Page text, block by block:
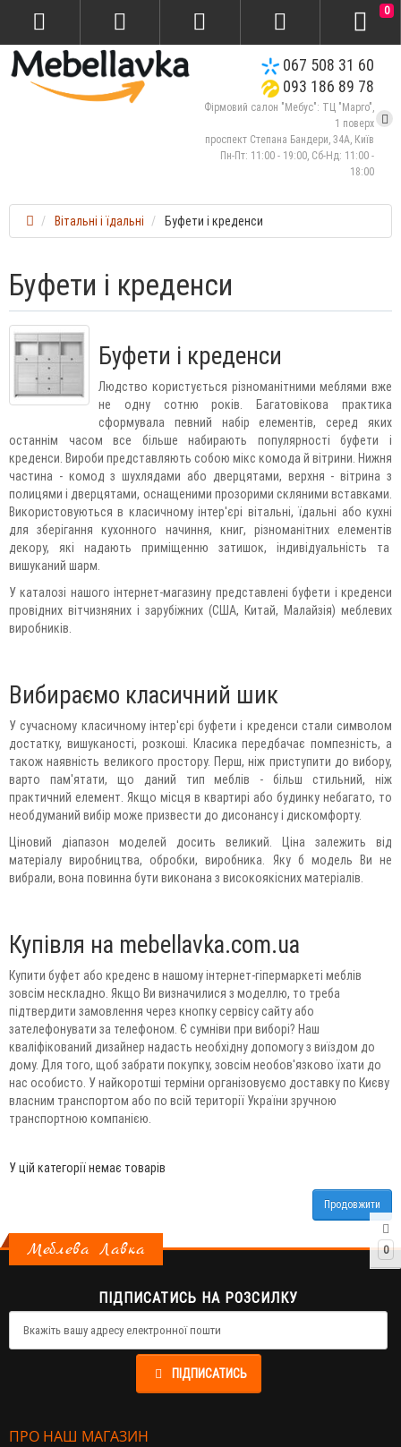
0
067 508 31 60
093 186 89 78
Фірмовий салон "Мебус": ТЦ "Марго",
1 поверх
проспект Степана Бандери, 34А, Київ
Пн-Пт: 11:00 - 19:00, Сб-Нд: 11:00 -
18:00
0
Вітальні і їдальні Буфети і креденси
Буфети і креденси
Буфети і креденси
Людство користується різноманітними меблями вже
не одну сотню років. Багатовікова практика
сформувала певний набір елементів, серед яких
останнім часом все більше набирають популярності буфети і
креденси. Вироби представляють собою мікс комода й вітрини. Нижня
частина - комод з шухлядами або дверцятами, верхня - вітрина з
полицями і дверцятами, оснащеними прозорими скляними вставками.
Використовуються в класичному інтер'єрі вітальні, їдальні або кухні
для зберігання кухонного начиння, книг, різноманітних елементів
декору, які надають приміщенню затишок, індивідуальність та
вишуканий шарм.
У каталозі нашого інтернет-магазину представлені буфети і креденси
провідних вітчизняних і зарубіжних (США, Китай, Малайзія) меблевих
виробників.
Вибираємо класичний шик
У сучасному класичному інтер'єрі буфети і креденси стали символом
достатку, вишуканості, розкоші. Класика передбачає помпезність, а
також наявність великого простору. Перш, ніж приступити до вибору,
варто пам'ятати, що даний тип меблів - більш стильний, ніж
практичний елемент. Якщо місця в квартирі або будинку небагато, то
необдуманий вибір може призвести до дисонансу і дискомфорту.
Ціновий діапазон моделей досить великий. Ціна залежить від
матеріалу виробництва, обробки, виробника. Яку б модель Ви не
вибрали, вона повинна бути виконана з високоякісних матеріалів.
Купівля на mebellavka.com.ua
Купити буфет або креденс в нашому інтернет-гіпермаркеті меблів
зовсім нескладно. Якщо Ви визначилися з моделлю, то треба
підтвердити замовлення через кнопку сервісу сайту або
зателефонувати за телефоном. Є сумніви при виборі? Наш
кваліфікований дизайнер надасть необхідну допомогу з виїздом до
дому. Для того, щоб забрати покупку, зовсім необов'язково їхати до
нас особисто. У найкоротші терміни організовуємо доставку по Києву
власним транспортом або по всій території України зручною
транспортною компанією.
У цій категорії немає товарів
Продовжити
Меблева Лавка
ПІДПИСАТИСЬ НА РОЗСИЛКУ
ПІДПИСАТИСЬ
ПРО НАШ МАГАЗИН